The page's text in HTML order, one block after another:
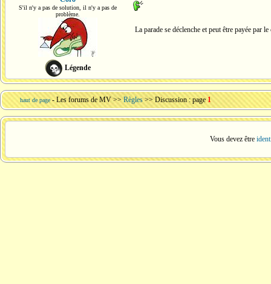
S'il n'y a pas de solution, il n'y a pas de
problème.
Légende
La parade se déclenche et peut être payée par
haut de page -Les forums de MV>>Règles>> Discussion : page1
Vous devez être